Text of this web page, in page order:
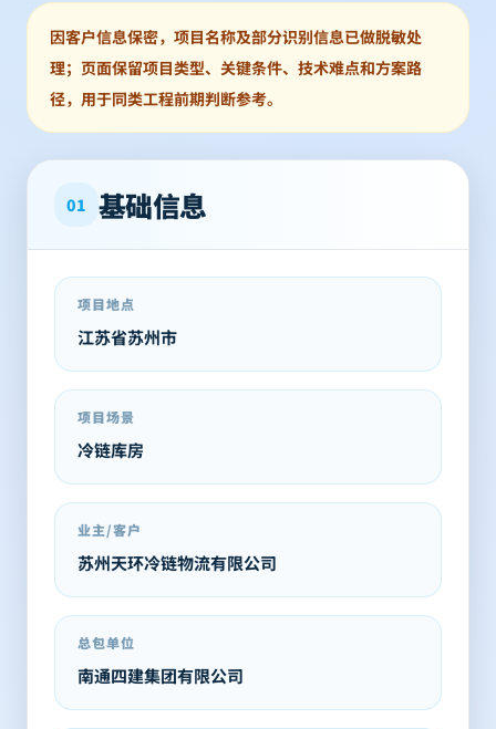
因客户信息保密，项目名称及部分识别信息已做脱敏处
理；页面保留项目类型、关键条件、技术难点和方案路
径，用于同类工程前期判断参考。
01 基础信息
项目地点
江苏省苏州市
项目场景
冷链库房
业主/客户
苏州天环冷链物流有限公司
总包单位
南通四建集团有限公司